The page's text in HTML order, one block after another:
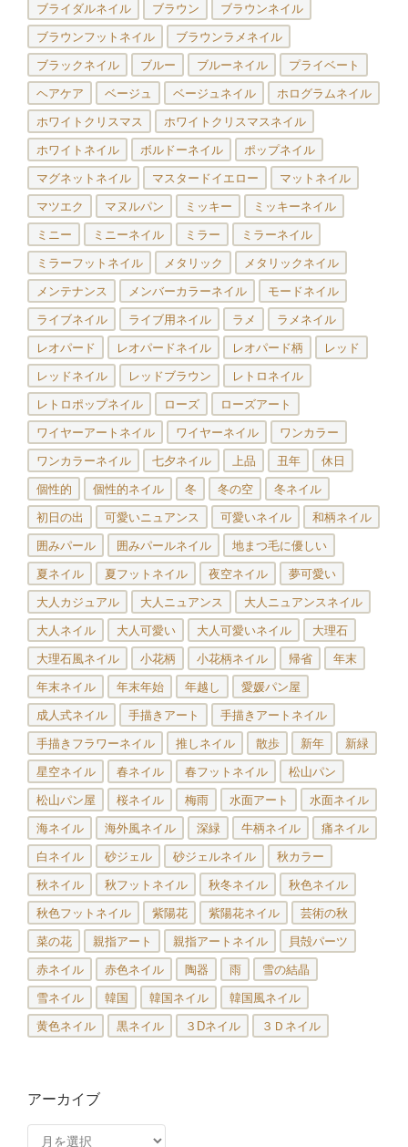
ブライダルネイル ブラウン ブラウンネイル
ブラウンフットネイル ブラウンラメネイル
ブラックネイル ブルー ブルーネイル プライベート
ヘアケア ベージュ ベージュネイル ホログラムネイル
ホワイトクリスマス ホワイトクリスマスネイル
ホワイトネイル ボルドーネイル ポップネイル
マグネットネイル マスタードイエロー マットネイル
マツエク マヌルパン ミッキー ミッキーネイル
ミニー ミニーネイル ミラー ミラーネイル
ミラーフットネイル メタリック メタリックネイル
メンテナンス メンバーカラーネイル モードネイル
ライブネイル ライブ用ネイル ラメ ラメネイル
レオパード レオパードネイル レオパード柄 レッド
レッドネイル レッドブラウン レトロネイル
レトロポップネイル ローズ ローズアート
ワイヤーアートネイル ワイヤーネイル ワンカラー
ワンカラーネイル 七夕ネイル 上品 丑年 休日
個性的 個性的ネイル 冬 冬の空 冬ネイル
初日の出 可愛いニュアンス 可愛いネイル 和柄ネイル
囲みパール 囲みパールネイル 地まつ毛に優しい
夏ネイル 夏フットネイル 夜空ネイル 夢可愛い
大人カジュアル 大人ニュアンス 大人ニュアンスネイル
大人ネイル 大人可愛い 大人可愛いネイル 大理石
大理石風ネイル 小花柄 小花柄ネイル 帰省 年末
年末ネイル 年末年始 年越し 愛媛パン屋
成人式ネイル 手描きアート 手描きアートネイル
手描きフラワーネイル 推しネイル 散歩 新年 新緑
星空ネイル 春ネイル 春フットネイル 松山パン
松山パン屋 桜ネイル 梅雨 水面アート 水面ネイル
海ネイル 海外風ネイル 深緑 牛柄ネイル 痛ネイル
白ネイル 砂ジェル 砂ジェルネイル 秋カラー
秋ネイル 秋フットネイル 秋冬ネイル 秋色ネイル
秋色フットネイル 紫陽花 紫陽花ネイル 芸術の秋
菜の花 親指アート 親指アートネイル 貝殻パーツ
赤ネイル 赤色ネイル 陶器 雨 雪の結晶
雪ネイル 韓国 韓国ネイル 韓国風ネイル
黄色ネイル 黒ネイル ３Dネイル ３Ｄネイル
アーカイブ